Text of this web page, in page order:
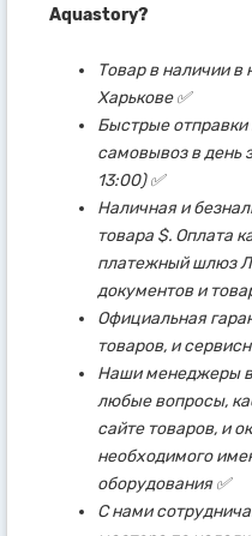
Aquastory?
Товар в наличии в
Харькове ✅
Быстрые отправки
самовывоз в день
13:00) ✅
Наличная и
товара $. Оплата
платежный шлюз
документов и
Официальная
товаров, и
Наши менеджеры
любые вопросы,
сайте товаров, и
необходимого
оборудования ✅
С нами